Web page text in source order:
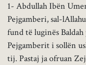
1- Abdullah Ibën
Pejgamberi, sal-
fund të luginës
Pejgamberit i sollën
tij. Pastaj ja ofruan